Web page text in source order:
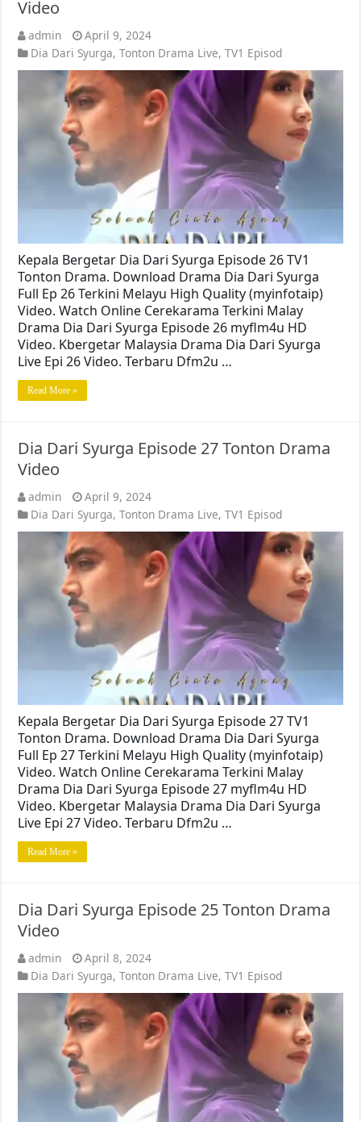
Video
admin
April 9, 2024
Dia Dari Syurga,Tonton Drama Live,TV1 Episod
Kepala Bergetar Dia Dari Syurga Episode 26 TV1
Tonton Drama. Download Drama Dia Dari Syurga
Full Ep 26 Terkini Melayu High Quality (myinfotaip)
Video. Watch Online Cerekarama Terkini Malay
Drama Dia Dari Syurga Episode 26 myflm4u HD
Video. Kbergetar Malaysia Drama Dia Dari Syurga
Live Epi 26 Video. Terbaru Dfm2u …
Read More »
Dia Dari Syurga Episode 27 Tonton Drama
Video
admin
April 9, 2024
Dia Dari Syurga,Tonton Drama Live,TV1 Episod
Kepala Bergetar Dia Dari Syurga Episode 27 TV1
Tonton Drama. Download Drama Dia Dari Syurga
Full Ep 27 Terkini Melayu High Quality (myinfotaip)
Video. Watch Online Cerekarama Terkini Malay
Drama Dia Dari Syurga Episode 27 myflm4u HD
Video. Kbergetar Malaysia Drama Dia Dari Syurga
Live Epi 27 Video. Terbaru Dfm2u …
Read More »
Dia Dari Syurga Episode 25 Tonton Drama
Video
admin
April 8, 2024
Dia Dari Syurga,Tonton Drama Live,TV1 Episod